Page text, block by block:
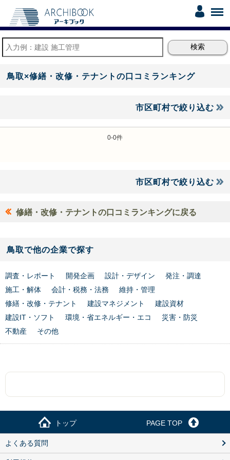
鳥取×修繕・改修・テナントの口コミランキング
市区町村で絞り込む
0-0件
市区町村で絞り込む
修繕・改修・テナントの口コミランキングに戻る
鳥取で他の企業で探す
調査・レポート 開発企画 設計・デザイン
発注・調達
施工・解体
会計・税務・法務
維持・管理
修繕・改修・テナント
建設マネジメント
建設資材
建設IT・ソフト
環境・省エネルギー・エコ
災害・防災
不動産
その他
トップ PAGE TOP
よくある質問